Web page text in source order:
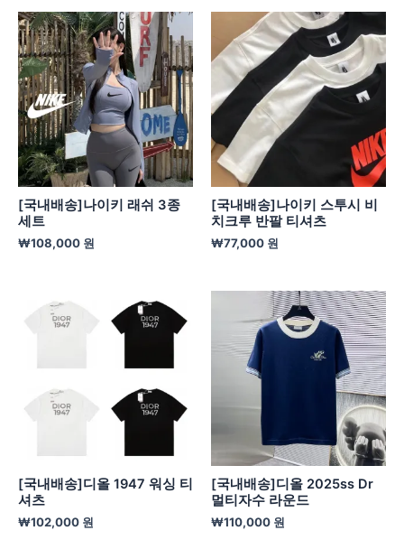
[국내배송]나이키 래쉬 3종
세트
₩108,000 원
[국내배송]나이키 스투시 비
치크루 반팔 티셔츠
₩77,000 원
[국내배송]디올 1947 워싱 티
셔츠
₩102,000 원
[국내배송]디올 2025ss Dr
멀티자수 라운드
₩110,000 원